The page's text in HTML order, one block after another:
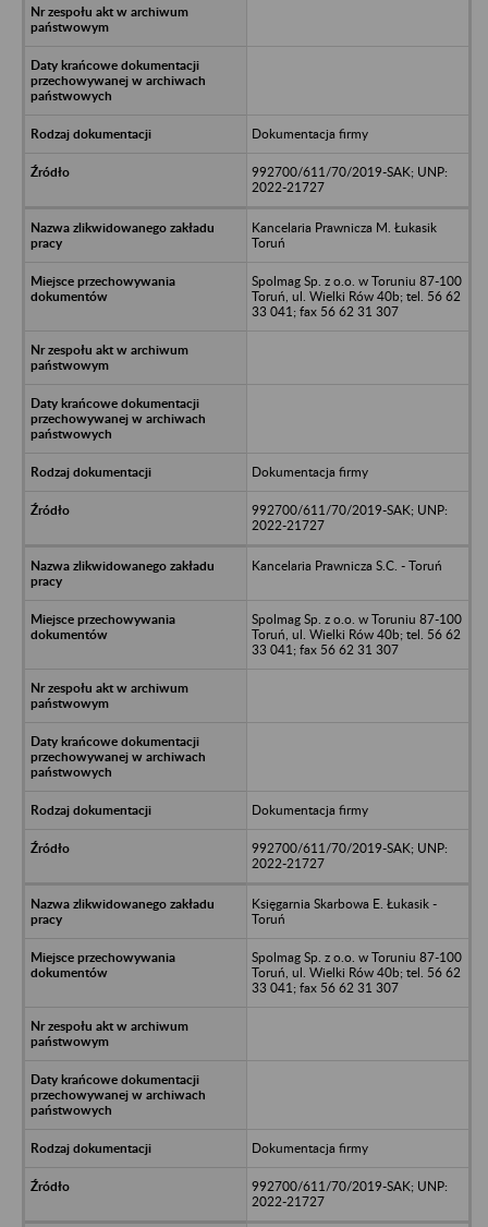
Dokumentacja firmy
992700/611/70/2019-SAK; UNP:
2022-21727
Kancelaria Prawnicza M. Łukasik
Toruń
Spolmag Sp. z o.o. w Toruniu 87-100
Toruń, ul. Wielki Rów 40b; tel. 56 62
33 041; fax 56 62 31 307
Dokumentacja firmy
992700/611/70/2019-SAK; UNP:
2022-21727
Kancelaria Prawnicza S.C. - Toruń
Spolmag Sp. z o.o. w Toruniu 87-100
Toruń, ul. Wielki Rów 40b; tel. 56 62
33 041; fax 56 62 31 307
Dokumentacja firmy
992700/611/70/2019-SAK; UNP:
2022-21727
Księgarnia Skarbowa E. Łukasik -
Toruń
Spolmag Sp. z o.o. w Toruniu 87-100
Toruń, ul. Wielki Rów 40b; tel. 56 62
33 041; fax 56 62 31 307
Dokumentacja firmy
992700/611/70/2019-SAK; UNP:
2022-21727